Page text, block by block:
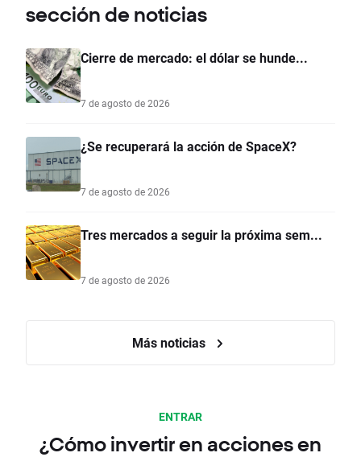
sección de noticias
Cierre de mercado: el dólar se hunde...
7 de agosto de 2026
¿Se recuperará la acción de SpaceX?
7 de agosto de 2026
Tres mercados a seguir la próxima sem...
7 de agosto de 2026
Más noticias
ENTRAR
¿Cómo invertir en acciones en